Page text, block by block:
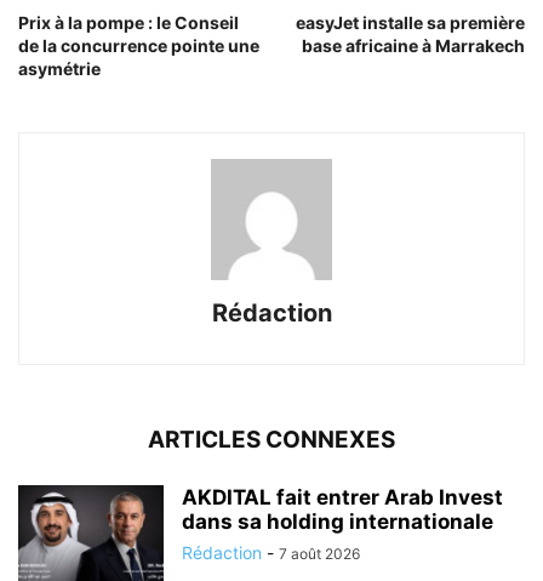
Prix à la pompe : le Conseil
de la concurrence pointe une
asymétrie
easyJet installe sa première
base africaine à Marrakech
Rédaction
ARTICLES CONNEXES
AKDITAL fait entrer Arab Invest
dans sa holding internationale
Rédaction - 7 août 2026